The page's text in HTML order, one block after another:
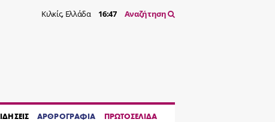
Κιλκίς, Ελλάδα 16:47 Αναζήτηση
ΑΡΘΡΟΓΡΑΦΙΑ ΠΡΩΤΟΣΕΛΙΔΑ